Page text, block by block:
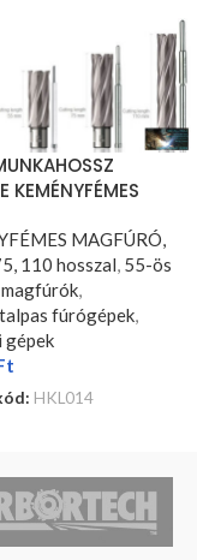
KEMÉNYFÉMES
MAGFÚRÓ,
110 hosszal, 55-ös
magfúrók,
fúrógépek,
gépek
HKL014